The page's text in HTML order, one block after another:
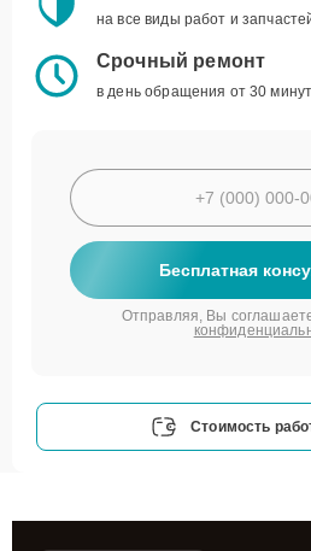
на все виды работ и
Срочный ремонт
в день обращения от 30 минут
Бесплатная
Отправляя, Вы
Стоимость